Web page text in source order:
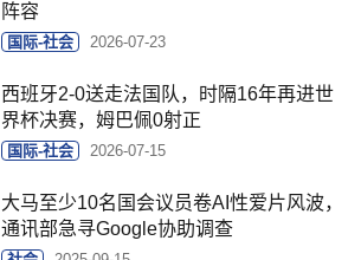
阵容
国际-社会 2026-07-23
西班牙2-0送走法国队，时隔16年再进世
界杯决赛，姆巴佩0射正
国际-社会 2026-07-15
大马至少10名国会议员卷AI性爱片风波，
通讯部急寻Google协助调查